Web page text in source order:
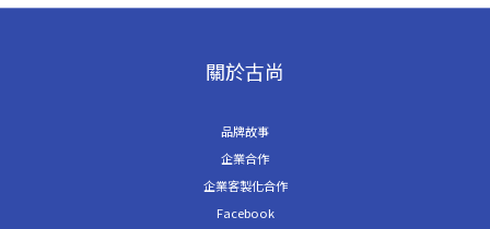
關於古尚
品牌故事
企業合作
企業客製化合作
Facebook